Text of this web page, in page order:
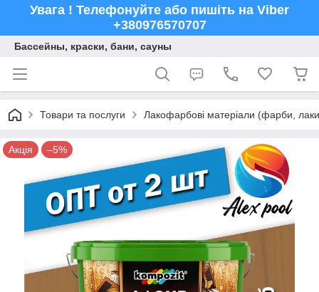
Увага ! Телефонуйте або пишіть на Viber
+380976570707
Бассейны, краски, бани, сауны
Товари та послуги Лакофарбові матеріали (фарби,
Акція –5%